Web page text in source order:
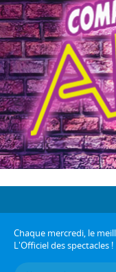
Chaque mercredi, le
L'Officiel des spectacles !